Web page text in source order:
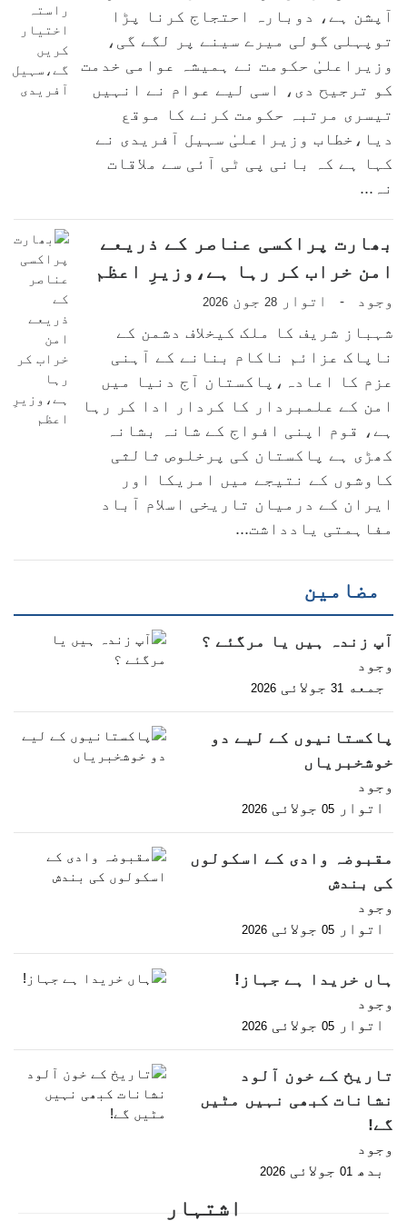
آپشن ہے، دوبارہ احتجاج کرنا پڑا
توپہلی گولی میرے سینے پر لگے گی،
وزیراعلیٰ حکومت نے ہمیشہ عوامی خدمت
کو ترجیح دی، اسی لیے عوام نے انہیں
تیسری مرتبہ حکومت کرنے کا موقع
دیا،خطاب وزیراعلیٰ سہیل آفریدی نے
کہا ہے کہ بانی پی ٹی آئی سے ملاقات
نہ...
بھارت پراکسی عناصر کے ذریعے
امن خراب کر رہا ہے،وزیرِ اعظم
وجود - اتوار 28 جون 2026
شہباز شریف کا ملک کیخلاف دشمن کے
ناپاک عزائم ناکام بنانے کے آہنی
عزم کا اعادہ،پاکستان آج دنیا میں
امن کے علمبردار کا کردار ادا کر رہا
ہے، قوم اپنی افواج کے شانہ بشانہ
کھڑی ہے پاکستان کی پرخلوص ثالثی
کاوشوں کے نتیجے میں امریکا اور
ایران کے درمیان تاریخی اسلام آباد
مفاہمتی یادداشت...
مضامین
آپ زندہ ہیں یا مرگئے ؟
وجود
جمعه 31 جولائی 2026
پاکستانیوں کے لیے دو
خوشخبریاں
وجود
اتوار 05 جولائی 2026
مقبوضہ وادی کے اسکولوں
کی بندش
وجود
اتوار 05 جولائی 2026
ہاں خریدا ہے جہاز!
وجود
اتوار 05 جولائی 2026
تاریخ کے خون آلود
نشانات کبھی نہیں مٹیں
گے!
وجود
بدھ 01 جولائی 2026
اشتہار